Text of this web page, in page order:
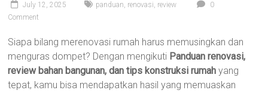
July 12, 2025 panduan, renovasi, review
0
Comment
Siapa bilang merenovasi rumah harus memusingkan dan
menguras dompet? Dengan mengikuti Panduan renovasi,
review bahan bangunan, dan tips konstruksi rumah yang
tepat, kamu bisa mendapatkan hasil yang memuaskan